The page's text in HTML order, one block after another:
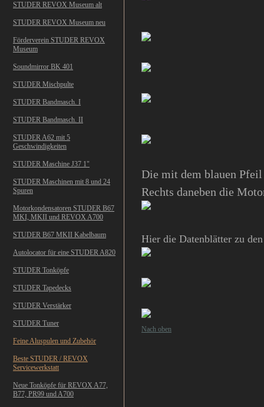
STUDER REVOX Museum alt
STUDER REVOX Museum neu
Förderverein STUDER REVOX
Museum
Soundmirror BK 401
STUDER Mischpulte
STUDER Bandmasch. I
STUDER Bandmasch. II
STUDER A62 mit 5
Geschwindigkeiten
STUDER Maschine J37 1"
STUDER Maschinen mit 8 und 24
Spuren
Motorkondensatoren STUDER B67
MKI, MKII und REVOX A700
STUDER B67 MKII Kabelbaum
Autolocator für eine STUDER A820
STUDER Tonköpfe
STUDER Tapedecks
STUDER Verstärker
STUDER Tuner
Feine Aluspulen und Zubehör
Beste STUDER / REVOX
Servicewerkstatt
Neue Tonköpfe für REVOX A77,
B77, PR99 und A700
Die mit dem blauen Pfeil
Rechts daneben die
Hier die Datenblätter zu
Nach oben